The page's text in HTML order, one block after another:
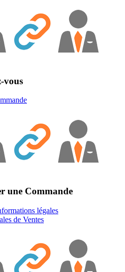
vous
une Commande
légales
de Ventes